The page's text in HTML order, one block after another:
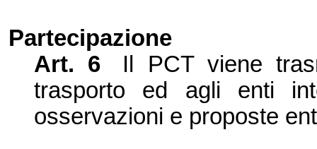
Partecipazione
Art. 6
Il PCT viene
trasporto ed agli enti
osservazioni e proposte